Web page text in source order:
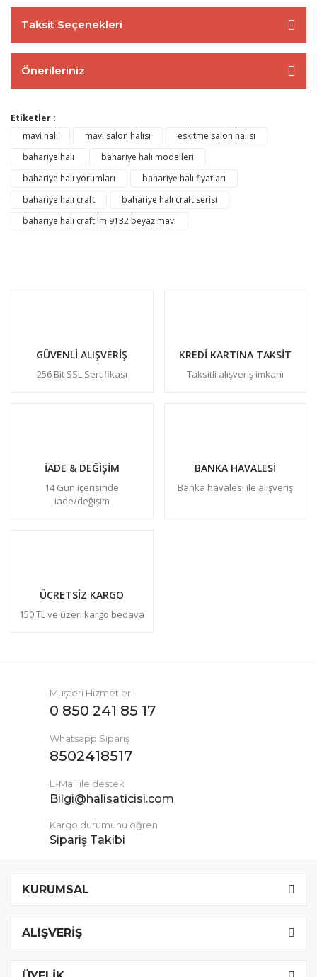
Taksit Seçenekleri
Önerileriniz
Etiketler :
mavi halı
mavi salon halısı
eskitme salon halısı
bahariye halı
bahariye halı modelleri
bahariye halı yorumları
bahariye halı fiyatları
bahariye halı craft
bahariye halı craft serisi
bahariye halı craft lm 9132 beyaz mavi
GÜVENLİ ALIŞVERİŞ
256 Bit SSL Sertifikası
KREDİ KARTINA TAKSİT
Taksitli alışveriş imkanı
İADE & DEĞİŞİM
14 Gün içerisinde
iade/değişim
BANKA HAVALESİ
Banka havalesi ile alışveriş
ÜCRETSİZ KARGO
150 TL ve üzeri kargo bedava
Müşteri Hizmetleri
0 850 241 85 17
Whatsapp Sipariş
8502418517
E-Mail ile destek
Bilgi@halisaticisi.com
Kargo durumunu öğren
Sipariş Takibi
KURUMSAL
ALIŞVERİŞ